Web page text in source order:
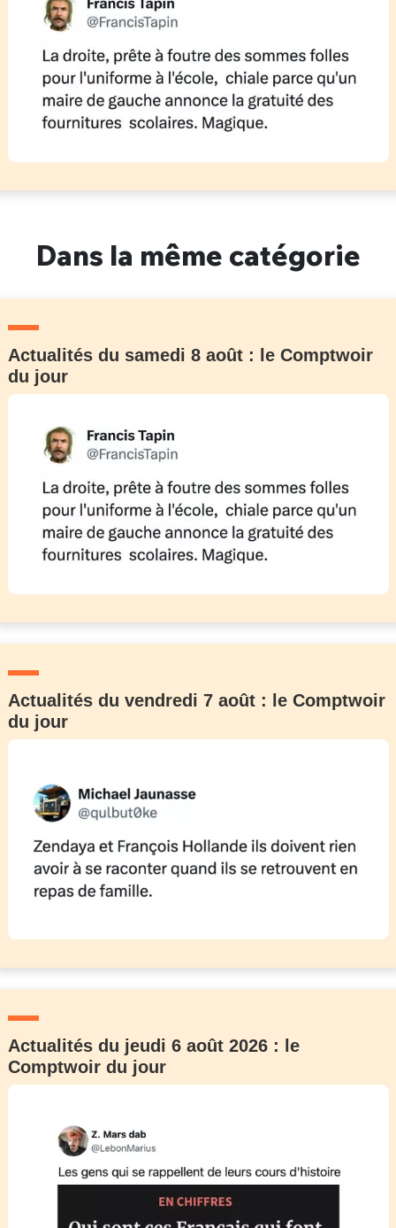
Dans la même catégorie
Actualités du samedi 8 août : le Comptwoir
du jour
Actualités du vendredi 7 août : le Comptwoir
du jour
Actualités du jeudi 6 août 2026 : le
Comptwoir du jour